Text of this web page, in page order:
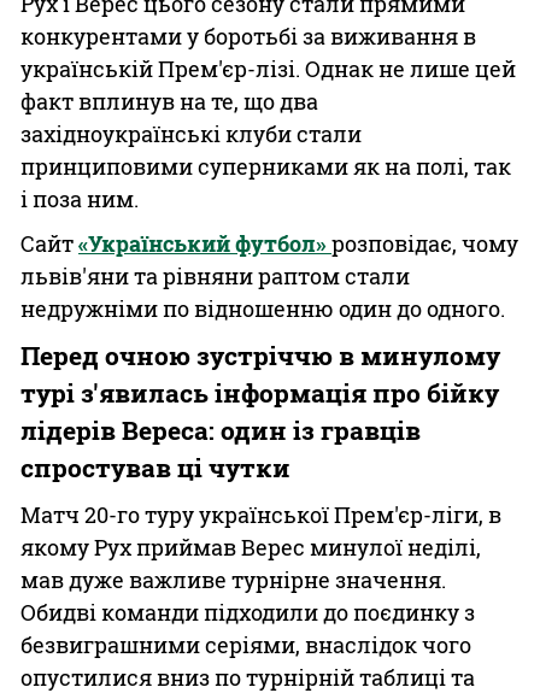
конкурентами у боротьбі за виживання в
українській Прем'єр-лізі. Однак не лише цей
факт вплинув на те, що два
західноукраїнські клуби стали
принциповими суперниками як на полі, так
і поза ним.
Сайт«Український футбол»розповідає, чому
львів'яни та рівняни раптом стали
недружніми по відношенню один до одного.
Перед очною зустріччю в минулому
турі з'явилась інформація про бійку
лідерів Вереса: один із гравців
спростував ці чутки
Матч 20-го туру української Прем'єр-ліги, в
якому Рух приймав Верес минулої неділі,
мав дуже важливе турнірне значення.
Обидві команди підходили до поєдинку з
безвиграшними серіями, внаслідок чого
опустилися вниз по турнірній таблиці та